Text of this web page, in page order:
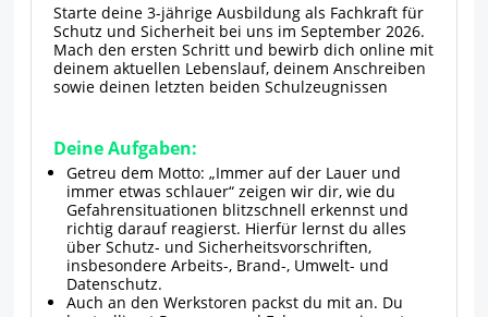
Starte deine 3-jährige Ausbildung als Fachkraft für
Schutz und Sicherheit bei uns im September 2026.
Mach den ersten Schritt und bewirb dich online mit
deinem aktuellen Lebenslauf, deinem Anschreiben
sowie deinen letzten beiden Schulzeugnissen
Deine Aufgaben:
Getreu dem Motto: „Immer auf der Lauer und
immer etwas schlauer“ zeigen wir dir, wie du
Gefahrensituationen blitzschnell erkennst und
richtig darauf reagierst. Hierfür lernst du alles
über Schutz- und Sicherheitsvorschriften,
insbesondere Arbeits-, Brand-, Umwelt- und
Datenschutz.
Auch an den Werkstoren packst du mit an. Du